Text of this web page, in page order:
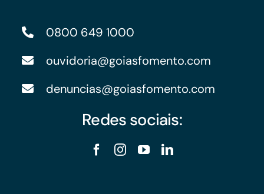
0800 649 1000
ouvidoria@goiasfomento.com
denuncias@goiasfomento.com
Redes sociais: